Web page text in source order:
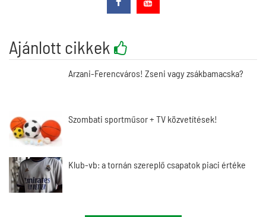
Ajánlott cikkek
Arzani-Ferencváros! Zseni vagy zsákbamacska?
Szombati sportműsor + TV közvetítések!
Klub-vb: a tornán szereplő csapatok piaci értéke